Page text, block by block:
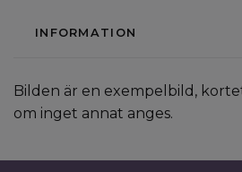
INFORMATION
Bilden är en exempelbild,
om inget annat anges.